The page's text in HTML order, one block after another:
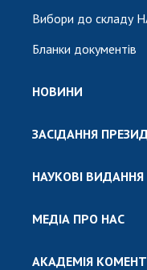
Вибори до складу
Бланки документів
НОВИНИ
ЗАСІДАННЯ
НАУКОВІ ВИДАННЯ
МЕДІА ПРО НАС
АКАДЕМІЯ